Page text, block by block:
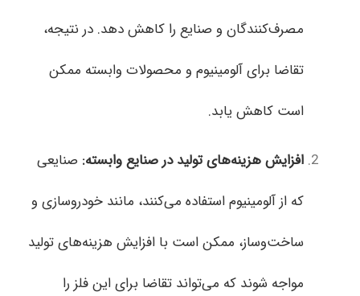
مصرف‌کنندگان و صنایع را کاهش دهد. در نتیجه،
تقاضا برای آلومینیوم و محصولات وابسته ممکن
است کاهش یابد.
افزایش هزینه‌های تولید در صنایع وابسته: صنایعی
که از آلومینیوم استفاده می‌کنند، مانند خودروسازی و
ساخت‌وساز، ممکن است با افزایش هزینه‌های تولید
مواجه شوند که می‌تواند تقاضا برای این فلز را